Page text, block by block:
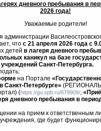
дневного пребывания в
2026 года!
Уважаемые родители!
администрации
что с 21 апреля 2026 года с
детей в лагеря дневного
каникул на базе
Санкт-Петербурга.
на Портале
Санкт-Петербурге»
(https://gu.spb.ru/679909/,
дневного пребывания в
на прием к ответственным
где будет